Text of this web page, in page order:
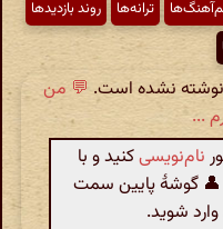
ترانه‌ها
روند بازدیدها
نوشته نشده است. 💬 من
...
نام‌نویسیکنید و با
👤 گوشهٔ پایین سمت
شوید.